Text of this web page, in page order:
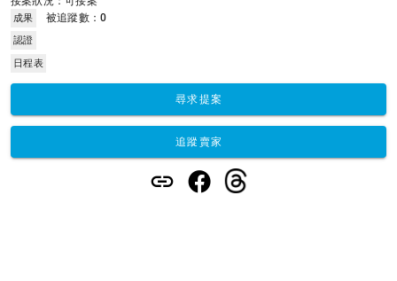
成果 被追蹤數：0
認證
日程表
尋求提案
追蹤賣家